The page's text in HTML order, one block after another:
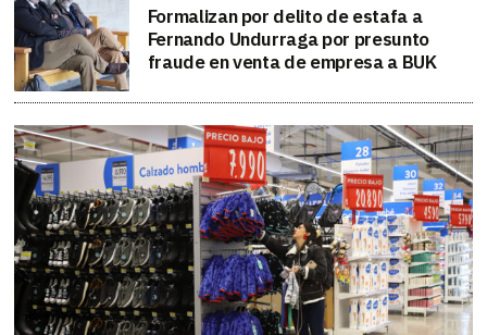
Formalizan por delito de estafa a
Fernando Undurraga por presunto
fraude en venta de empresa a BUK